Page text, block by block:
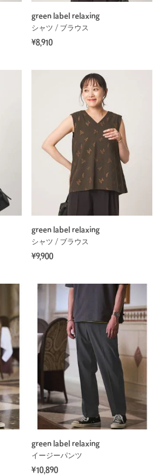
green label relaxing
シャツ / ブラウス
¥8,910
green label relaxing
シャツ / ブラウス
¥9,900
green label relaxing
イージーパンツ
¥10,890